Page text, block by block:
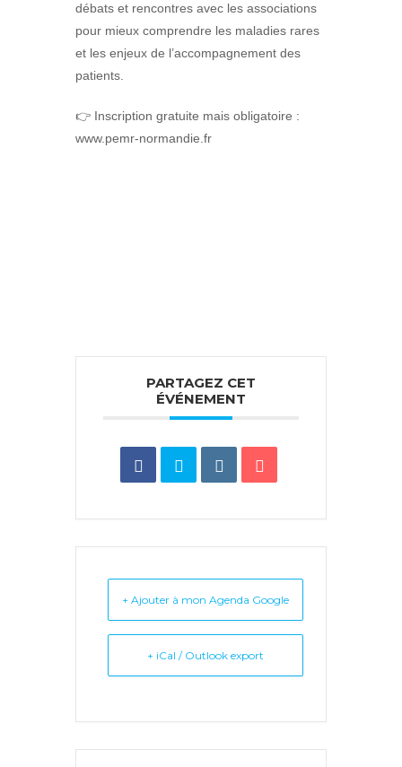
débats et rencontres avec les associations
pour mieux comprendre les maladies rares
et les enjeux de l’accompagnement des
patients.
👉 Inscription gratuite mais obligatoire :
www.pemr-normandie.fr
PARTAGEZ CET
ÉVÉNEMENT
+ Ajouter à mon Agenda Google
+ iCal / Outlook export